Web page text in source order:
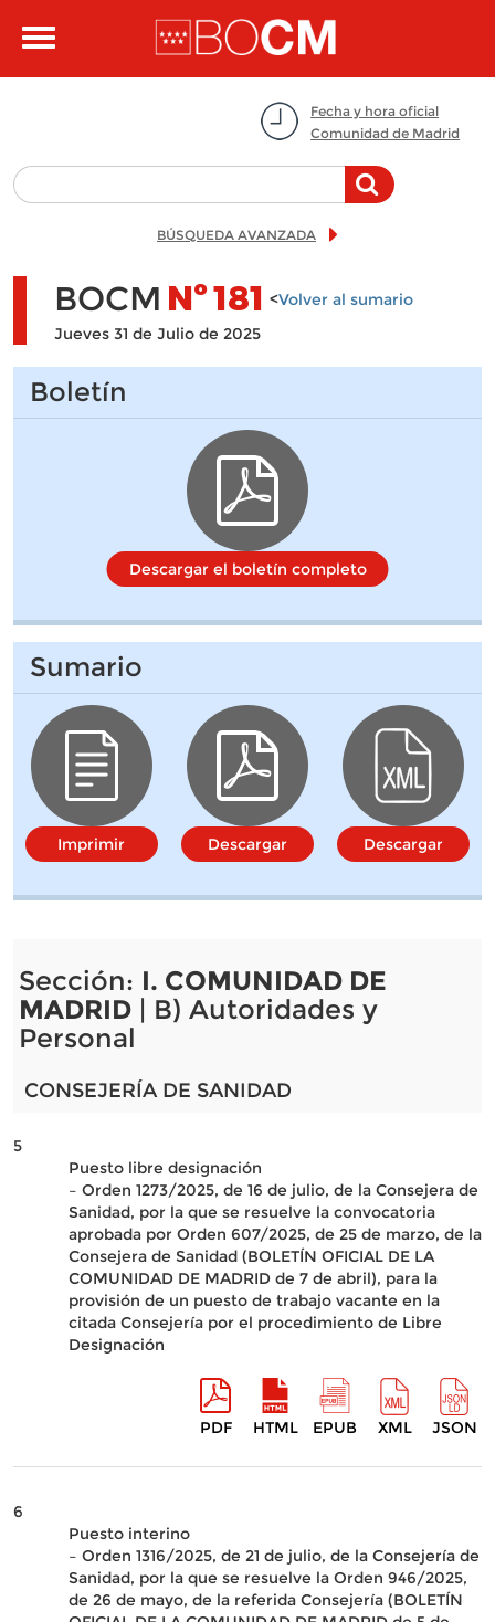
Toggle
Fecha y hora oficial
Comunidad de Madrid
BÚSQUEDA AVANZADA
BOCM Nº181 <Volver al sumario
Jueves 31 de Julio de 2025
Boletín
Descargar el boletín completo
Sumario
Imprimir Descargar Descargar
Sección: I. COMUNIDAD DE
MADRID| B) Autoridades y
Personal
CONSEJERÍA DE SANIDAD
5
Puesto libre designación
– Orden 1273/2025, de 16 de julio, de la Consejera de
Sanidad, por la que se resuelve la convocatoria
aprobada por Orden 607/2025, de 25 de marzo, de la
Consejera de Sanidad (BOLETÍN OFICIAL DE LA
COMUNIDAD DE MADRID de 7 de abril), para la
provisión de un puesto de trabajo vacante en la
citada Consejería por el procedimiento de Libre
Designación
PDF HTML EPUB XML JSON
6
Puesto interino
– Orden 1316/2025, de 21 de julio, de la Consejería de
Sanidad, por la que se resuelve la Orden 946/2025,
de 26 de mayo, de la referida Consejería (BOLETÍN